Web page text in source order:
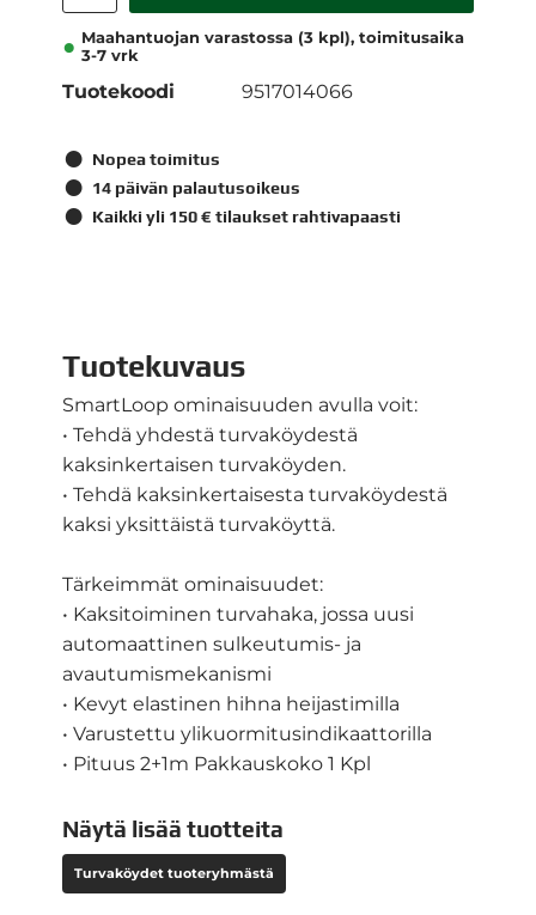
Maahantuojan varastossa (3 kpl), toimitusaika
3-7 vrk
Tuotekoodi 9517014066
Nopea toimitus
14 päivän palautusoikeus
Kaikki yli 150 € tilaukset rahtivapaasti
Tuotekuvaus
SmartLoop ominaisuuden avulla voit:
• Tehdä yhdestä turvaköydestä
kaksinkertaisen turvaköyden.
• Tehdä kaksinkertaisesta turvaköydestä
kaksi yksittäistä turvaköyttä.
Tärkeimmät ominaisuudet:
• Kaksitoiminen turvahaka, jossa uusi
automaattinen sulkeutumis- ja
avautumismekanismi
• Kevyt elastinen hihna heijastimilla
• Varustettu ylikuormitusindikaattorilla
• Pituus 2+1m Pakkauskoko 1 Kpl
Näytä lisää tuotteita
Turvaköydet tuoteryhmästä